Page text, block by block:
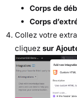
Corps de
Corps
Collez votre
cliquez sur